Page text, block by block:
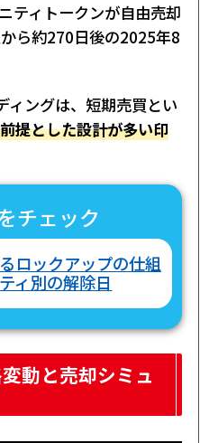
ティトークンが自由売却
ら約270日後の2025年8
ィングは、短期売買とい
提とした設計が多い印
チェック
ロックアップの仕組
ィ別の解除日
動と売却シミュ